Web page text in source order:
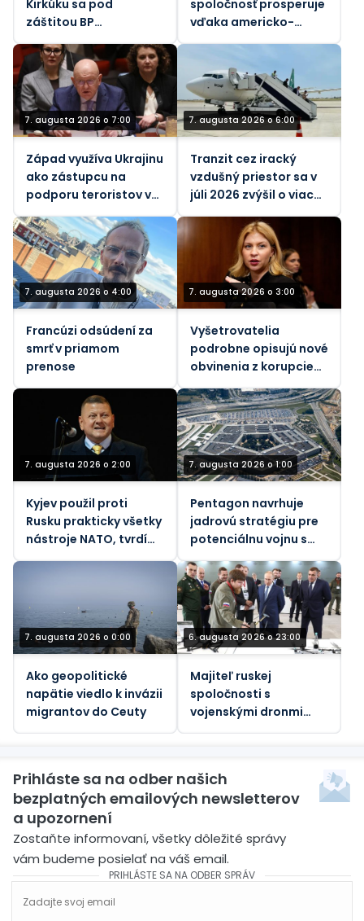
Kirkúku sa pod
záštitou BP
zameriavajú na 450
000 barelov denne
spoločnosť prosperuje
vďaka americko-
izraelskej vojne proti
7. augusta 2026 o 7:00
Západ využíva Ukrajinu
ako zástupcu na
podporu teroristov v
vyslanec pri OSN
(VIDEO)
7. augusta 2026 o 6:00
Tranzit cez iracký
vzdušný priestor sa v
júli 2026 zvýšil o viac
7. augusta 2026 o 4:00
Francúzi odsúdení za
smrť v priamom
prenose
7. augusta 2026 o 3:00
Vyšetrovatelia
podrobne opisujú nové
obvinenia z korupcie
voči bývalej ukrajinskej
veľvyslankyni v USA
7. augusta 2026 o 2:00
Kyjev použil proti
Rusku prakticky všetky
nástroje NATO, tvrdí
bývalý generál
7. augusta 2026 o 1:00
Pentagon navrhuje
jadrovú stratégiu pre
potenciálnu vojnu s
Ruskom a Čínou – NBC
7. augusta 2026 o 0:00
Ako geopolitické
napätie viedlo k invázii
migrantov do Ceuty
6. augusta 2026 o 23:00
Majiteľ ruskej
spoločnosti s
vojenskými dronmi
Prihláste sa na odber našich
bezplatných emailových newsletterov
a upozornení
Zostaňte informovaní, všetky dôležité správy
vám budeme posielať na váš email.
PRIHLÁSTE SA NA ODBER SPRÁV